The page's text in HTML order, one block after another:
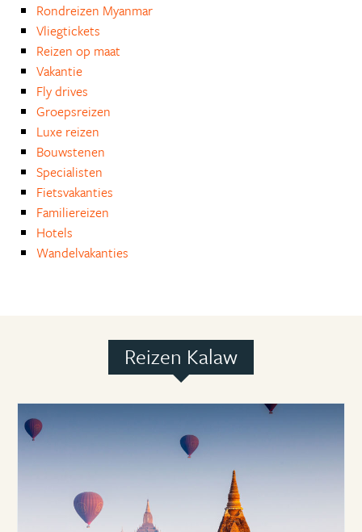
Rondreizen Myanmar
Vliegtickets
Reizen op maat
Vakantie
Fly drives
Groepsreizen
Luxe reizen
Bouwstenen
Specialisten
Fietsvakanties
Familiereizen
Hotels
Wandelvakanties
Reizen Kalaw